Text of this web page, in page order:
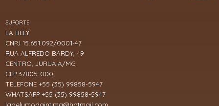
SUPORTE
LA BELY
CNPJ 15.651.092/0001-47
RUA ALFREDO BARDY, 49
CENTRO, JURUAIA/MG
CEP 37805-000
TELEFONE +55 (35) 99858-5947
WHATSAPP +55 (35) 99858-5947